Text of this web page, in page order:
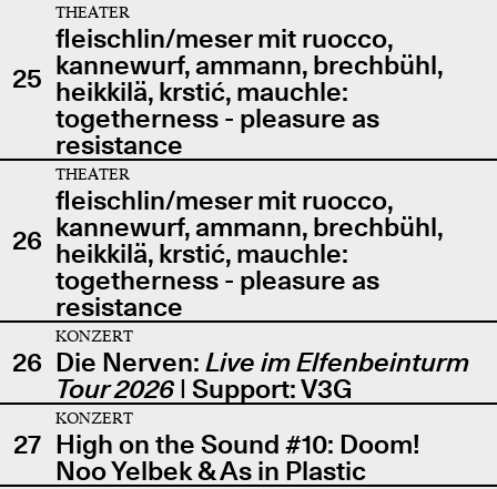
25
THEATER
fleischlin/meser mit ruocco,
kannewurf, ammann, brechbühl,
heikkilä, krstić, mauchle:
togetherness - pleasure as
resistance
26
THEATER
fleischlin/meser mit ruocco,
kannewurf, ammann, brechbühl,
heikkilä, krstić, mauchle:
togetherness - pleasure as
resistance
26
KONZERT
Die Nerven: Live im Elfenbeinturm
Tour 2026| Support: V3G
27
KONZERT
High on the Sound #10: Doom!
Noo Yelbek & As in Plastic